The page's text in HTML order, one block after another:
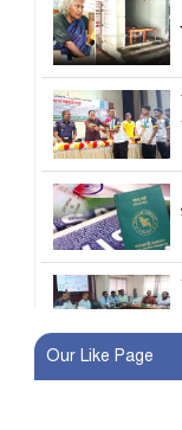
Our Like Page